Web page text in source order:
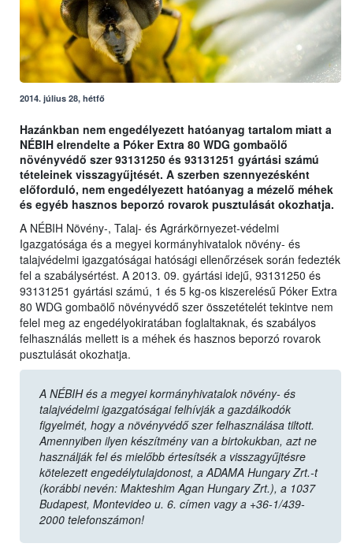
2014. július 28, hétfő
Hazánkban nem engedélyezett hatóanyag tartalom miatt a
NÉBIH elrendelte a Póker Extra 80 WDG gombaölő
növényvédő szer 93131250 és 93131251 gyártási számú
tételeinek visszagyűjtését. A szerben szennyezésként
előforduló, nem engedélyezett hatóanyag a mézelő méhek
és egyéb hasznos beporzó rovarok pusztulását okozhatja.
A NÉBIH Növény-, Talaj- és Agrárkörnyezet-védelmi
Igazgatósága és a megyei kormányhivatalok növény- és
talajvédelmi igazgatóságai hatósági ellenőrzések során fedezték
fel a szabálysértést. A 2013. 09. gyártási idejű, 93131250 és
93131251 gyártási számú, 1 és 5 kg-os kiszerelésű Póker Extra
80 WDG gombaölő növényvédő szer összetételét tekintve nem
felel meg az engedélyokiratában foglaltaknak, és szabályos
felhasználás mellett is a méhek és hasznos beporzó rovarok
pusztulását okozhatja.
A NÉBIH és a megyei kormányhivatalok növény- és
talajvédelmi igazgatóságai felhívják a gazdálkodók
figyelmét, hogy a növényvédő szer felhasználása tiltott.
Amennyiben ilyen készítmény van a birtokukban, azt ne
használják fel és mielőbb értesítsék a visszagyűjtésre
kötelezett engedélytulajdonost, a ADAMA Hungary Zrt.-t
(korábbi nevén: Makteshim Agan Hungary Zrt.), a 1037
Budapest, Montevideo u. 6. címen vagy a +36-1/439-
2000 telefonszámon!